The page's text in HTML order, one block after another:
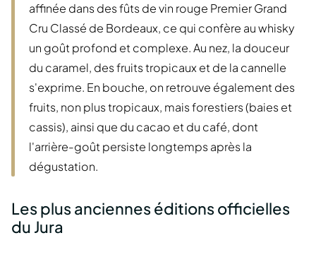
affinée dans des fûts de vin rouge Premier Grand
Cru Classé de Bordeaux, ce qui confère au whisky
un goût profond et complexe. Au nez, la douceur
du caramel, des fruits tropicaux et de la cannelle
s'exprime. En bouche, on retrouve également des
fruits, non plus tropicaux, mais forestiers (baies et
cassis), ainsi que du cacao et du café, dont
l'arrière-goût persiste longtemps après la
dégustation.
Les plus anciennes éditions officielles
du Jura